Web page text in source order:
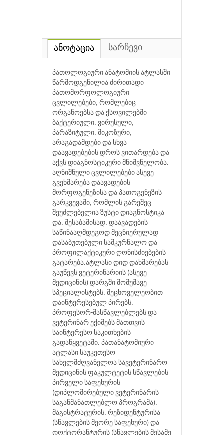
ანოტაცია სარჩევი
პათოლოგიური ანატომიის ატლასში
წარმოდგენილია ძირითადი
პათომორფოლოგიური
ცვლილებები, რომლებიც
ორგანოებსა და ქსოვილებში
ბაქტერიული, ვირუსული,
პარაზიტული, მიკოზური,
არაგადამდები და სხვა
დაავადებების დროს ვითარდება და
აქვს დიაგნოსტიკური მნიშვნელობა.
აღნიშნული ცვლილებები ასევე
გვეხმარება დაავადების
მორფოგენეზისა და პათოგენეზის
გარკვევაში, რომლის გარეშეც
შეუძლებელია ზუსტი დიაგნოსტიკა
და, შესაბამისად, დაავადების
საწინააღმდეგოდ მეცნიერულად
დასაბუთებული სამკურნალო და
პროფილაქტიკური ღონისძიებების
გატარება.ატლასი დიდ დახმარებას
გაუწევს ვეტერინარიის (ასევე
მედიცინის) დარგში მომუშავე
სპეციალისტებს, მეცხოველეობით
დაინტერესებულ პირებს,
პროფესორ-მასწავლებლებს და
ვეტერინარ ექიმებს მათთვის
საინტერესო საკითხების
გადაწყვეტაში. პათანატომიური
ატლასი საუკეთესო
სახელმძღვანელოა სავეტერინარო
მედიცინის ფაკულტეტის სწავლების
პირველი საფეხურის
(დიპლომირებული ვეტერინარის
საგანმანათლებლო პროგრამა),
მაგისტრატურის, რეზიდენტურისა
(სწავლების მეორე საფეხური) და
დოქტორანტურის (სწავლების მესამე